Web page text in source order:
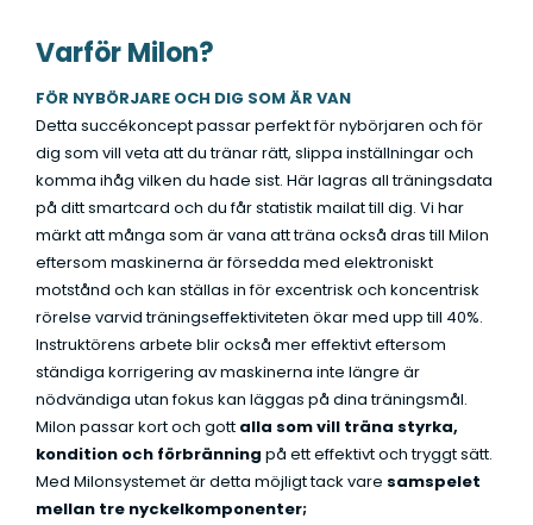
Varför Milon?
FÖR NYBÖRJARE OCH DIG SOM ÄR VAN
Detta succékoncept passar perfekt för nybörjaren och för
dig som vill veta att du tränar rätt, slippa inställningar och
komma ihåg vilken du hade sist. Här lagras all träningsdata
på ditt smartcard och du får statistik mailat till dig. Vi har
märkt att många som är vana att träna också dras till Milon
eftersom maskinerna är försedda med elektroniskt
motstånd och kan ställas in för excentrisk och koncentrisk
rörelse varvid träningseffektiviteten ökar med upp till 40%.
Instruktörens arbete blir också mer effektivt eftersom
ständiga korrigering av maskinerna inte längre är
nödvändiga utan fokus kan läggas på dina träningsmål.
Milon passar kort och gott alla som vill träna styrka,
kondition och förbränning på ett effektivt och tryggt sätt.
Med Milonsystemet är detta möjligt tack vare samspelet
mellan tre nyckelkomponenter;